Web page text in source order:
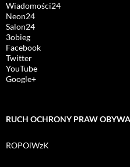
Wiadomości24
Neon24
Salon24
3obieg
Facebook
Twitter
YouTube
Google+
RUCH OCHRONY PRAW
ROPOiWzK